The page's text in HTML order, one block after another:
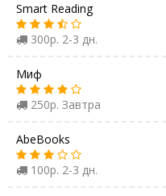
Smart Reading
300р. 2-3 дн.
Миф
250р. Завтра
AbeBooks
100р. 2-3 дн.